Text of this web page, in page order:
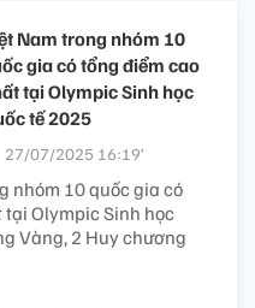
Nam trong nhóm 10
gia có tổng điểm cao
tại Olympic Sinh học
tế 2025
27/07/2025 16:19’
nhóm 10 quốc gia có
Olympic Sinh học
Vàng, 2 Huy chương